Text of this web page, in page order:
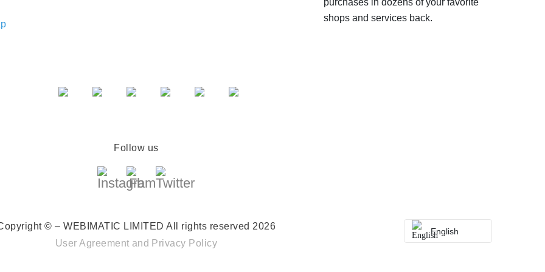
purchases in dozens of your favorite
shops and services back.
Follow us
© – WEBIMATIC LIMITED All rights reserved 2026
User Agreement and Privacy Policy
English